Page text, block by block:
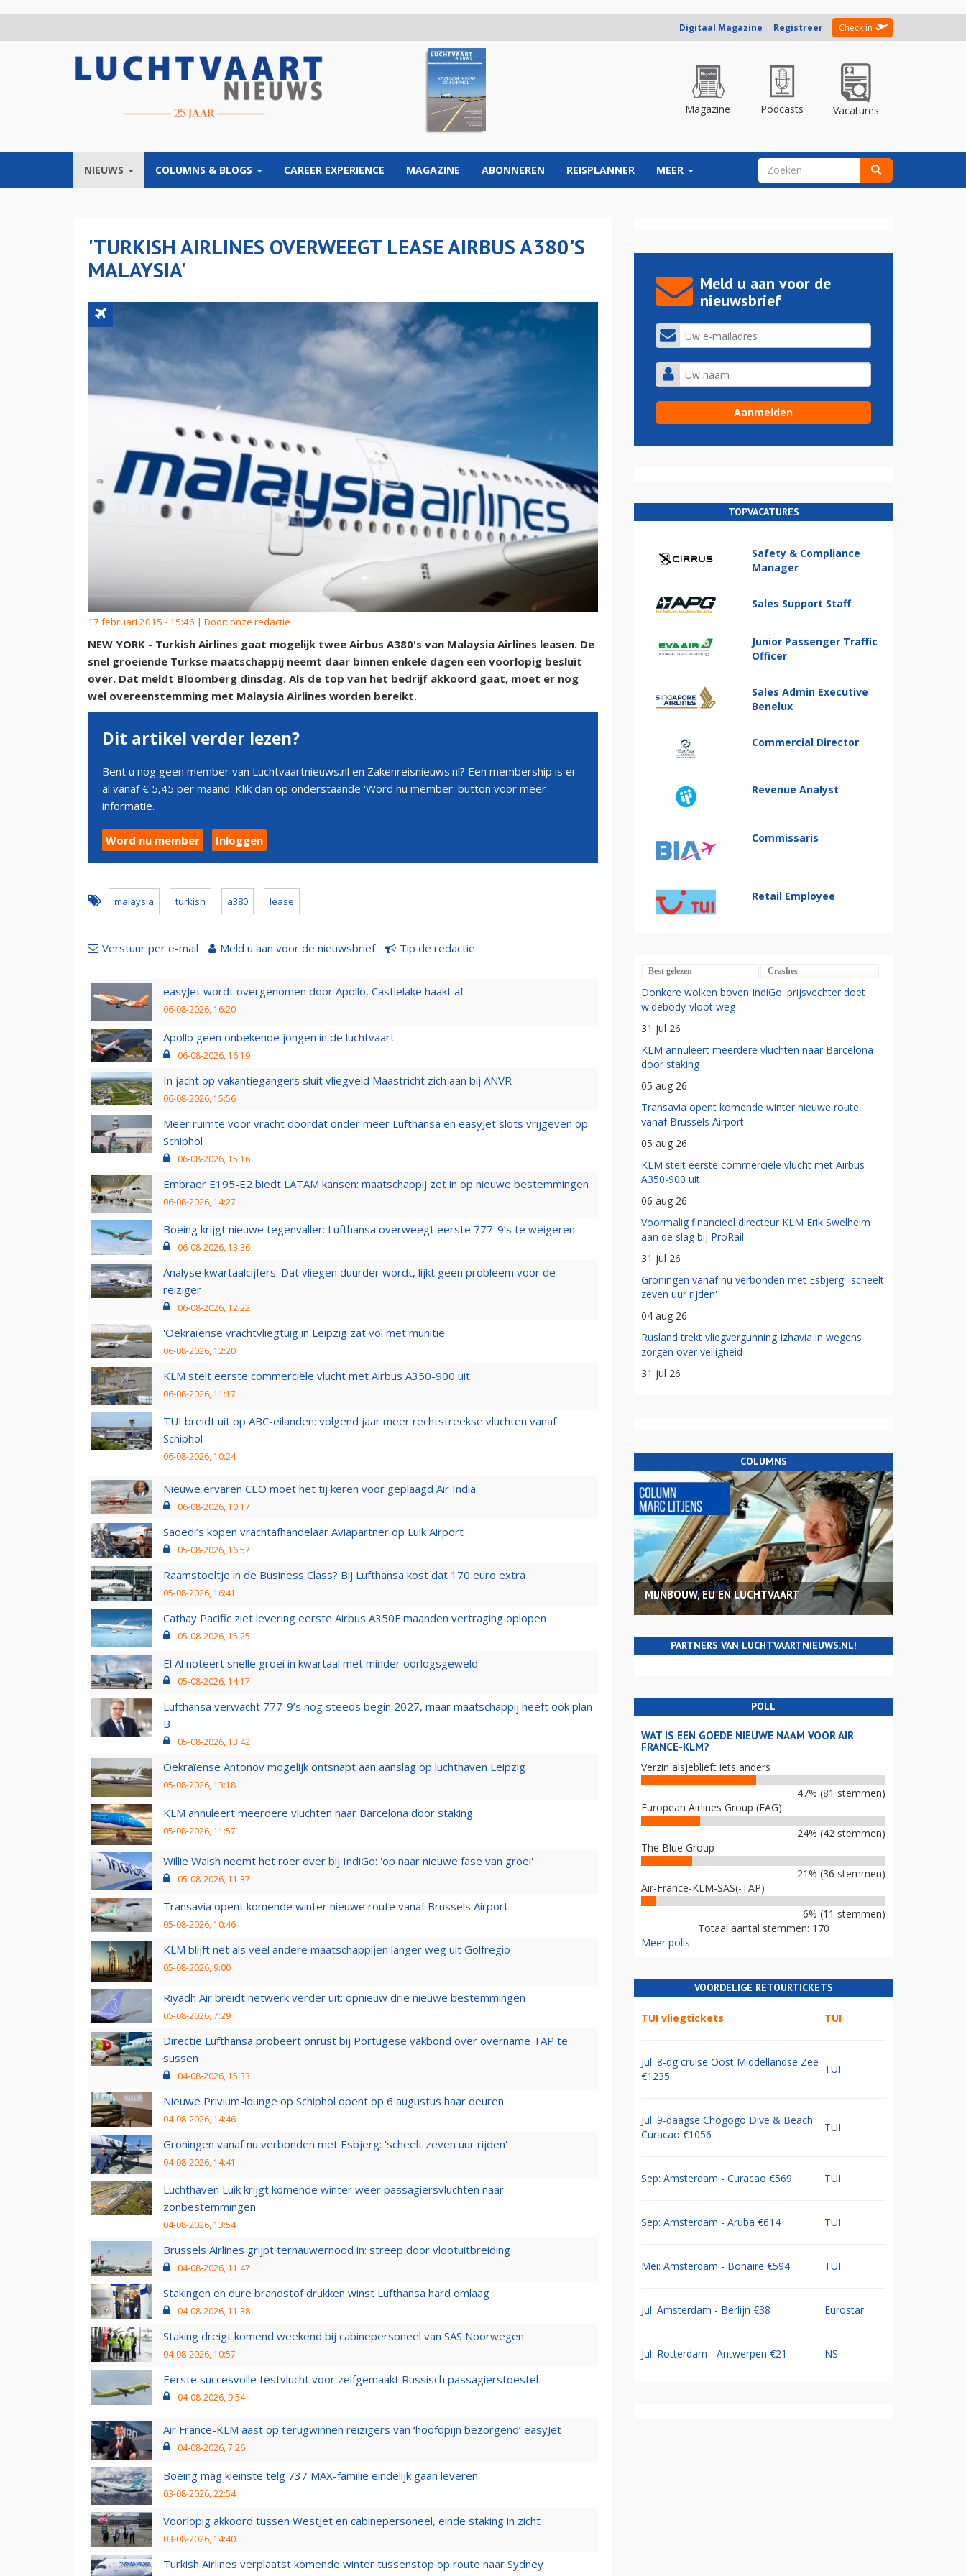
Digitaal Magazine Registreer Check in
Magazine Podcasts Vacatures
NIEUWS COLUMNS & BLOGS CAREER EXPERIENCE MAGAZINE ABONNEREN REISPLANNER MEER ZOEKVELD
'TURKISH AIRLINES OVERWEEGT LEASE AIRBUS A380'S
MALAYSIA'
17 februari 2015 - 15:46 | Door: onze redactie
NEW YORK - Turkish Airlines gaat mogelijk twee Airbus A380's van Malaysia Airlines leasen. De
snel groeiende Turkse maatschappij neemt daar binnen enkele dagen een voorlopig besluit
over. Dat meldt Bloomberg dinsdag. Als de top van het bedrijf akkoord gaat, moet er nog
wel overeenstemming met Malaysia Airlines worden bereikt.
Dit artikel verder lezen?
Bent u nog geen member van Luchtvaartnieuws.nl en Zakenreisnieuws.nl? Een membership is er
al vanaf € 5,45 per maand. Klik dan op onderstaande 'Word nu member' button voor meer
informatie.
Word nu member Inloggen
malaysia turkish a380 lease
Verstuur per e-mail Meld u aan voor de nieuwsbrief Tip de redactie
easyJet wordt overgenomen door Apollo, Castlelake haakt af
06-08-2026, 16:20
Apollo geen onbekende jongen in de luchtvaart
06-08-2026, 16:19
In jacht op vakantiegangers sluit vliegveld Maastricht zich aan bij ANVR
06-08-2026, 15:56
Meer ruimte voor vracht doordat onder meer Lufthansa en easyJet slots vrijgeven op
Schiphol
06-08-2026, 15:16
Embraer E195-E2 biedt LATAM kansen: maatschappij zet in op nieuwe bestemmingen
06-08-2026, 14:27
Boeing krijgt nieuwe tegenvaller: Lufthansa overweegt eerste 777-9’s te weigeren
06-08-2026, 13:36
Analyse kwartaalcijfers: Dat vliegen duurder wordt, lijkt geen probleem voor de
reiziger
06-08-2026, 12:22
'Oekraïense vrachtvliegtuig in Leipzig zat vol met munitie'
06-08-2026, 12:20
KLM stelt eerste commerciële vlucht met Airbus A350-900 uit
06-08-2026, 11:17
TUI breidt uit op ABC-eilanden: volgend jaar meer rechtstreekse vluchten vanaf
Schiphol
06-08-2026, 10:24
Nieuwe ervaren CEO moet het tij keren voor geplaagd Air India
06-08-2026, 10:17
Saoedi’s kopen vrachtafhandelaar Aviapartner op Luik Airport
05-08-2026, 16:57
Raamstoeltje in de Business Class? Bij Lufthansa kost dat 170 euro extra
05-08-2026, 16:41
Cathay Pacific ziet levering eerste Airbus A350F maanden vertraging oplopen
05-08-2026, 15:25
El Al noteert snelle groei in kwartaal met minder oorlogsgeweld
05-08-2026, 14:17
Lufthansa verwacht 777-9’s nog steeds begin 2027, maar maatschappij heeft ook plan
B
05-08-2026, 13:42
Oekraïense Antonov mogelijk ontsnapt aan aanslag op luchthaven Leipzig
05-08-2026, 13:18
KLM annuleert meerdere vluchten naar Barcelona door staking
05-08-2026, 11:57
Willie Walsh neemt het roer over bij IndiGo: 'op naar nieuwe fase van groei'
05-08-2026, 11:37
Transavia opent komende winter nieuwe route vanaf Brussels Airport
05-08-2026, 10:46
KLM blijft net als veel andere maatschappijen langer weg uit Golfregio
05-08-2026, 9:00
Riyadh Air breidt netwerk verder uit: opnieuw drie nieuwe bestemmingen
05-08-2026, 7:29
Directie Lufthansa probeert onrust bij Portugese vakbond over overname TAP te
sussen
04-08-2026, 15:33
Nieuwe Privium-lounge op Schiphol opent op 6 augustus haar deuren
04-08-2026, 14:46
Groningen vanaf nu verbonden met Esbjerg: 'scheelt zeven uur rijden'
04-08-2026, 14:41
Luchthaven Luik krijgt komende winter weer passagiersvluchten naar
zonbestemmingen
04-08-2026, 13:54
Brussels Airlines grijpt ternauwernood in: streep door vlootuitbreiding
04-08-2026, 11:47
Stakingen en dure brandstof drukken winst Lufthansa hard omlaag
04-08-2026, 11:38
Staking dreigt komend weekend bij cabinepersoneel van SAS Noorwegen
04-08-2026, 10:57
Eerste succesvolle testvlucht voor zelfgemaakt Russisch passagierstoestel
04-08-2026, 9:54
Air France-KLM aast op terugwinnen reizigers van ‘hoofdpijn bezorgend’ easyJet
04-08-2026, 7:26
Boeing mag kleinste telg 737 MAX-familie eindelijk gaan leveren
03-08-2026, 22:54
Voorlopig akkoord tussen WestJet en cabinepersoneel, einde staking in zicht
03-08-2026, 14:40
Turkish Airlines verplaatst komende winter tussenstop op route naar Sydney
Meld u aan voor de
nieuwsbrief
TOPVACATURES
Safety & Compliance
Manager
Sales Support Staff
Junior Passenger Traffic
Officer
Sales Admin Executive
Benelux
Commercial Director
Revenue Analyst
Commissaris
Retail Employee
Best gelezen Crashes
Donkere wolken boven IndiGo: prijsvechter doet
widebody-vloot weg
31 jul 26
KLM annuleert meerdere vluchten naar Barcelona
door staking
05 aug 26
Transavia opent komende winter nieuwe route
vanaf Brussels Airport
05 aug 26
KLM stelt eerste commerciële vlucht met Airbus
A350-900 uit
06 aug 26
Voormalig financieel directeur KLM Erik Swelheim
aan de slag bij ProRail
31 jul 26
Groningen vanaf nu verbonden met Esbjerg: 'scheelt
zeven uur rijden'
04 aug 26
Rusland trekt vliegvergunning Izhavia in wegens
zorgen over veiligheid
31 jul 26
COLUMNS
MIJNBOUW, EU EN LUCHTVAART
PARTNERS VAN LUCHTVAARTNIEUWS.NL!
POLL
WAT IS EEN GOEDE NIEUWE NAAM VOOR AIR
FRANCE-KLM?
Verzin alsjeblieft iets anders
47% (81 stemmen)
European Airlines Group (EAG)
24% (42 stemmen)
The Blue Group
21% (36 stemmen)
Air-France-KLM-SAS(-TAP)
6% (11 stemmen)
Totaal aantal stemmen: 170
Meer polls
VOORDELIGE RETOURTICKETS
TUI vliegtickets TUI
Jul: 8-dg cruise Oost Middellandse Zee
€1235
TUI
Jul: 9-daagse Chogogo Dive & Beach
Curacao €1056
TUI
Sep: Amsterdam - Curacao €569 TUI
Sep: Amsterdam - Aruba €614 TUI
Mei: Amsterdam - Bonaire €594 TUI
Jul: Amsterdam - Berlijn €38 Eurostar
Jul: Rotterdam - Antwerpen €21 NS